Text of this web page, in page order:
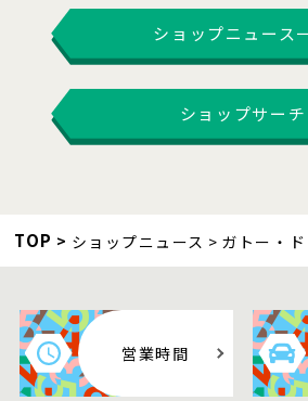
ショップニュース
ショップサーチ
TOP ショップニュース ガトー・
営業時間